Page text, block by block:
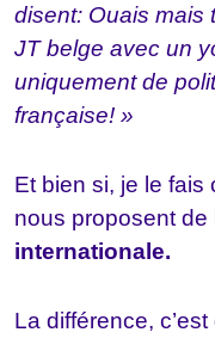
disent: Ouais mais
JT belge avec un
uniquement de
française! »
Et bien si, je le fais
nous proposent de
internationale.
La différence, c’est